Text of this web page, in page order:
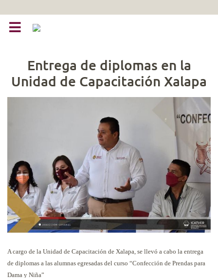
Entrega de diplomas en la
Unidad de Capacitación Xalapa
A cargo de la Unidad de Capacitación de Xalapa, se llevó a cabo la entrega
de diplomas a las alumnas egresadas del curso “Confección de Prendas para
Dama y Niña”